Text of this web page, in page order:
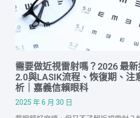
需要做近視雷射嗎？2026 最
2.0與LASIK流程、恢復期、注
析｜嘉義信賴眼科
2025 年 6 月 30 日